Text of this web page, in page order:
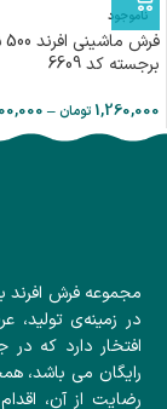
ناموجود
برجسته کد 6609
1,260,000 تومان–
در زمینه‌ی
افتخار دارد که
رایگان می باشد،
رضایت از آن،